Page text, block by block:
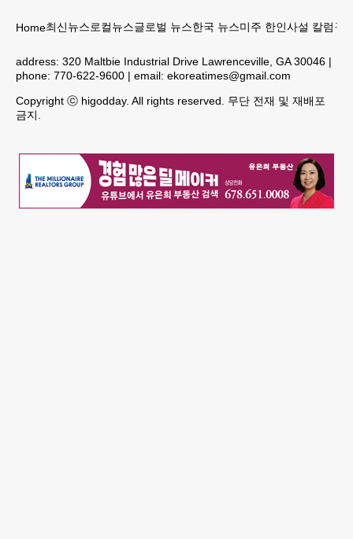
Home최신뉴스로컬뉴스글로벌 뉴스한국 뉴스미주 한인사설 칼럼구
address: 320 Maltbie Industrial Drive Lawrenceville, GA 30046 |
phone: 770-622-9600 | email: ekoreatimes@gmail.com
Copyright ⓒ higodday. All rights reserved. 무단 전재 및 재배포
금지.